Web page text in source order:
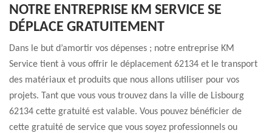
NOTRE ENTREPRISE KM SERVICE SE
DÉPLACE GRATUITEMENT
Dans le but d’amortir vos dépenses ; notre entreprise KM
Service tient à vous offrir le déplacement 62134 et le transport
des matériaux et produits que nous allons utiliser pour vos
projets. Tant que vous vous trouvez dans la ville de Lisbourg
62134 cette gratuité est valable. Vous pouvez bénéficier de
cette gratuité de service que vous soyez professionnels ou